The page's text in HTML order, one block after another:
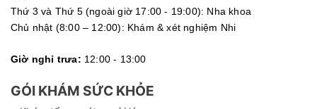
Thứ 3 và Thứ 5 (ngoài giờ 17:00 - 19:00): Nha khoa
Chủ nhật (8:00 – 12:00): Khám & xét nghiệm Nhi
Giờ nghỉ trưa: 12:00 - 13:00
GÓI KHÁM SỨC KHỎE